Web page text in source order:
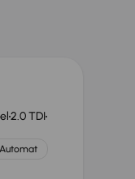
2.0 TDI
Automat